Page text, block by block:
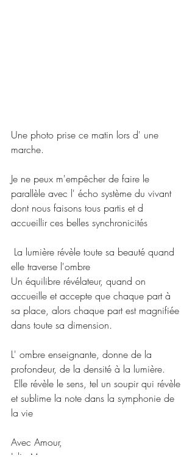
Une photo prise ce matin lors d' une
marche.
Je ne peux m'empêcher de faire le
parallèle avec l' écho système du vivant
dont nous faisons tous partis et d
accueillir ces belles synchronicités
La lumière révèle toute sa beauté quand
elle traverse l'ombre
Un équilibre révélateur, quand on
accueille et accepte que chaque part à
sa place, alors chaque part est magnifiée
dans toute sa dimension.
L' ombre enseignante, donne de la
profondeur, de la densité à la lumière.
Elle révèle le sens, tel un soupir qui révèle
et sublime la note dans la symphonie de
la vie
Avec Amour,
Julie M.